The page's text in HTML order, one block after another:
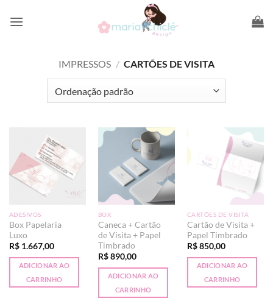
IMPRESSOS / CARTÕES DE VISITA
ADESIVOS
Box Papelaria
Luxo
R$1.667,00
ADICIONAR AO
CARRINHO
BOX
Caneca + Cartão
de Visita + Papel
Timbrado
R$890,00
ADICIONAR AO
CARRINHO
CARTÕES DE VISITA
Cartão de Visita +
Papel Timbrado
R$850,00
ADICIONAR AO
CARRINHO